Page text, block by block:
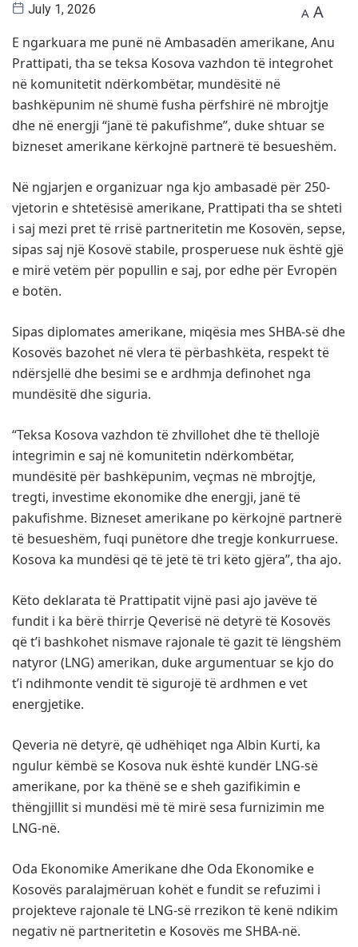
July 1, 2026 A A
E ngarkuara me punë në Ambasadën amerikane, Anu
Prattipati, tha se teksa Kosova vazhdon të integrohet
në komunitetit ndërkombëtar, mundësitë në
bashkëpunim në shumë fusha përfshirë në mbrojtje
dhe në energji “janë të pakufishme”, duke shtuar se
bizneset amerikane kërkojnë partnerë të besueshëm.
Në ngjarjen e organizuar nga kjo ambasadë për 250-
vjetorin e shtetësisë amerikane, Prattipati tha se shteti
i saj mezi pret të rrisë partneritetin me Kosovën, sepse,
sipas saj një Kosovë stabile, prosperuese nuk është gjë
e mirë vetëm për popullin e saj, por edhe për Evropën
e botën.
Sipas diplomates amerikane, miqësia mes SHBA-së dhe
Kosovës bazohet në vlera të përbashkëta, respekt të
ndërsjellë dhe besimi se e ardhmja definohet nga
mundësitë dhe siguria.
“Teksa Kosova vazhdon të zhvillohet dhe të thellojë
integrimin e saj në komunitetin ndërkombëtar,
mundësitë për bashkëpunim, veçmas në mbrojtje,
tregti, investime ekonomike dhe energji, janë të
pakufishme. Bizneset amerikane po kërkojnë partnerë
të besueshëm, fuqi punëtore dhe tregje konkurruese.
Kosova ka mundësi që të jetë të tri këto gjëra”, tha ajo.
Këto deklarata të Prattipatit vijnë pasi ajo javëve të
fundit i ka bërë thirrje Qeverisë në detyrë të Kosovës
që t’i bashkohet nismave rajonale të gazit të lëngshëm
natyror (LNG) amerikan, duke argumentuar se kjo do
t’i ndihmonte vendit të sigurojë të ardhmen e vet
energjetike.
Qeveria në detyrë, që udhëhiqet nga Albin Kurti, ka
ngulur këmbë se Kosova nuk është kundër LNG-së
amerikane, por ka thënë se e sheh gazifikimin e
thëngjillit si mundësi më të mirë sesa furnizimin me
LNG-në.
Oda Ekonomike Amerikane dhe Oda Ekonomike e
Kosovës paralajmëruan kohët e fundit se refuzimi i
projekteve rajonale të LNG-së rrezikon të kenë ndikim
negativ në partneritetin e Kosovës me SHBA-në.